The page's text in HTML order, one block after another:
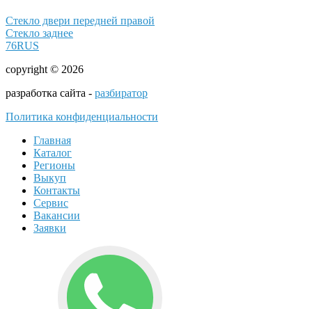
Стекло двери передней правой
Стекло заднее
76RUS
copyright © 2026
разработка сайта - разбиратор
Политика конфиденциальности
Главная
Каталог
Регионы
Выкуп
Контакты
Сервис
Вакансии
Заявки